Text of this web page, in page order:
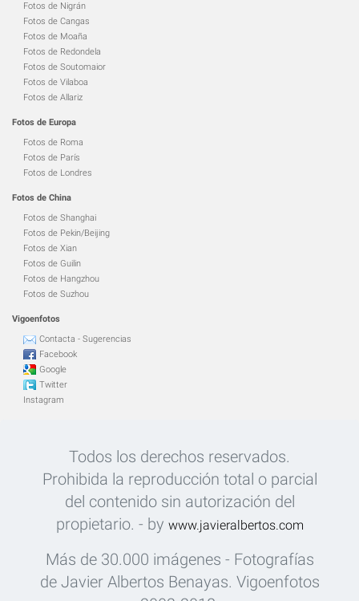
Fotos de Nigrán
Fotos de Cangas
Fotos de Moaña
Fotos de Redondela
Fotos de Soutomaior
Fotos de Vilaboa
Fotos de Allariz
Fotos de Europa
Fotos de Roma
Fotos de París
Fotos de Londres
Fotos de China
Fotos de Shanghai
Fotos de Pekin/Beijing
Fotos de Xian
Fotos de Guilin
Fotos de Hangzhou
Fotos de Suzhou
Vigoenfotos
Contacta - Sugerencias
Facebook
Google
Twitter
Instagram
Todos los derechos reservados.
Prohibida la reproducción total o parcial
del contenido sin autorización del
propietario. - by www.javieralbertos.com
Más de 30.000 imágenes - Fotografías
de Javier Albertos Benayas. Vigoenfotos